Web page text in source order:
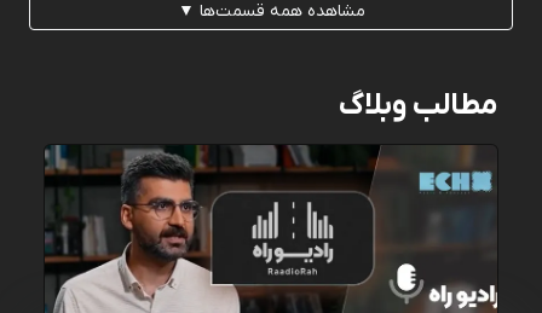
مشاهده همه قسمت‌ها ▼
مطالب وبلاگ